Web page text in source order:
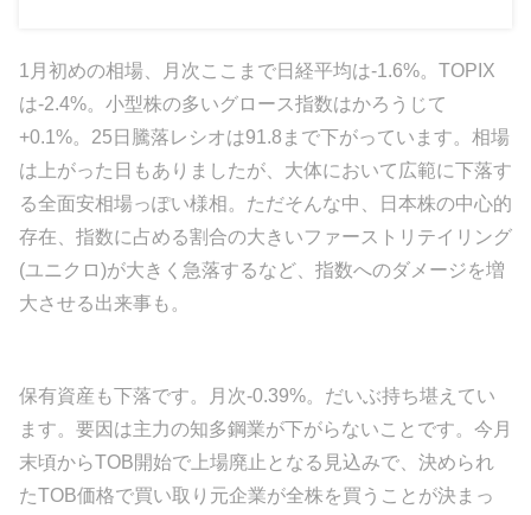
1月初めの相場、月次ここまで日経平均は-1.6%。TOPIX
は-2.4%。小型株の多いグロース指数はかろうじて
+0.1%。25日騰落レシオは91.8まで下がっています。相場
は上がった日もありましたが、大体において広範に下落す
る全面安相場っぽい様相。ただそんな中、日本株の中心的
存在、指数に占める割合の大きいファーストリテイリング
(ユニクロ)が大きく急落するなど、指数へのダメージを増
大させる出来事も。
保有資産も下落です。月次-0.39%。だいぶ持ち堪えてい
ます。要因は主力の知多鋼業が下がらないことです。今月
末頃からTOB開始で上場廃止となる見込みで、決められ
たTOB価格で買い取り元企業が全株を買うことが決まっ